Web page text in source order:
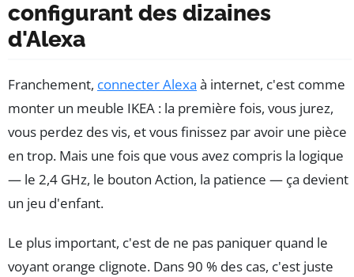
configurant des dizaines
d'Alexa
Franchement, connecter Alexa à internet, c'est comme
monter un meuble IKEA : la première fois, vous jurez,
vous perdez des vis, et vous finissez par avoir une pièce
en trop. Mais une fois que vous avez compris la logique
— le 2,4 GHz, le bouton Action, la patience — ça devient
un jeu d'enfant.
Le plus important, c'est de ne pas paniquer quand le
voyant orange clignote. Dans 90 % des cas, c'est juste